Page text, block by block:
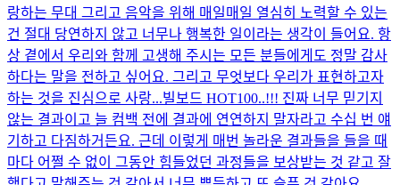
랑하는 무대 그리고 음악을 위해 매일매일 열심히 노력할 수 있는
건 절대 당연하지 않고 너무나 행복한 일이라는 생각이 들어요. 항
상 곁에서 우리와 함께 고생해 주시는 모든 분들에게도 정말 감사
하다는 말을 전하고 싶어요. 그리고 무엇보다 우리가 표현하고자
하는 것을 진심으로 사랑...빌보드 HOT100..!!! 진짜 너무 믿기지
않는 결과이고 늘 컴백 전에 결과에 연연하지 말자라고 수십 번 얘
기하고 다짐하거든요. 근데 이렇게 매번 놀라운 결과들을 들을 때
마다 어쩔 수 없이 그동안 힘들었던 과정들을 보상받는 것 같고 잘